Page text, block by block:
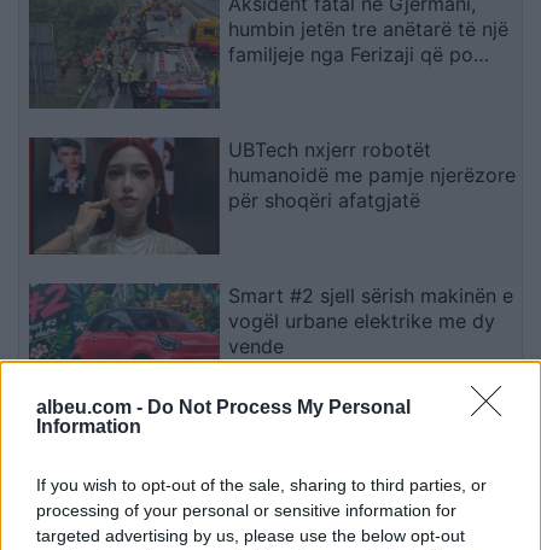
albeu.com - Do Not Process My Personal
Information
If you wish to opt-out of the sale, sharing to third parties, or
processing of your personal or sensitive information for
targeted advertising by us, please use the below opt-out
humbin jetën tre anëtarë të një
familjeje nga Ferizaji që po
UBTech nxjerr robotët
humanoidë me pamje njerëzore
për shoqëri afatgjatë
Smart #2 sjell sërish makinën e
vogël urbane elektrike me dy
vende
së tij në Nürburgring